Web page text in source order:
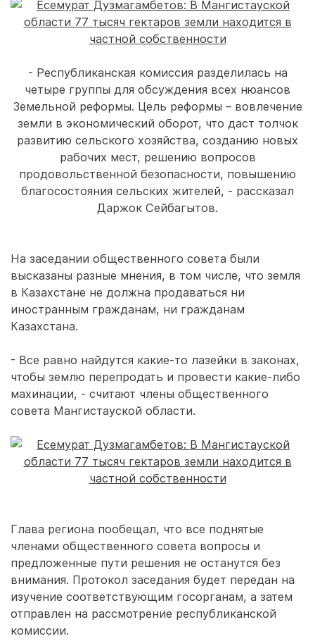
- Республиканская комиссия разделилась на
четыре группы для обсуждения всех нюансов
Земельной реформы. Цель реформы – вовлечение
земли в экономический оборот, что даст толчок
развитию сельского хозяйства, созданию новых
рабочих мест, решению вопросов
продовольственной безопасности, повышению
благосостояния сельских жителей, - рассказал
Даржок Сейбагытов.
На заседании общественного совета были
высказаны разные мнения, в том числе, что земля
в Казахстане не должна продаваться ни
иностранным гражданам, ни гражданам
Казахстана.
- Все равно найдутся какие-то лазейки в законах,
чтобы землю перепродать и провести какие-либо
махинации, - считают члены общественного
совета Мангистауской области.
Глава региона пообещал, что все поднятые
членами общественного совета вопросы и
предложенные пути решения не останутся без
внимания. Протокол заседания будет передан на
изучение соответствующим госорганам, а затем
отправлен на рассмотрение республиканской
комиссии.